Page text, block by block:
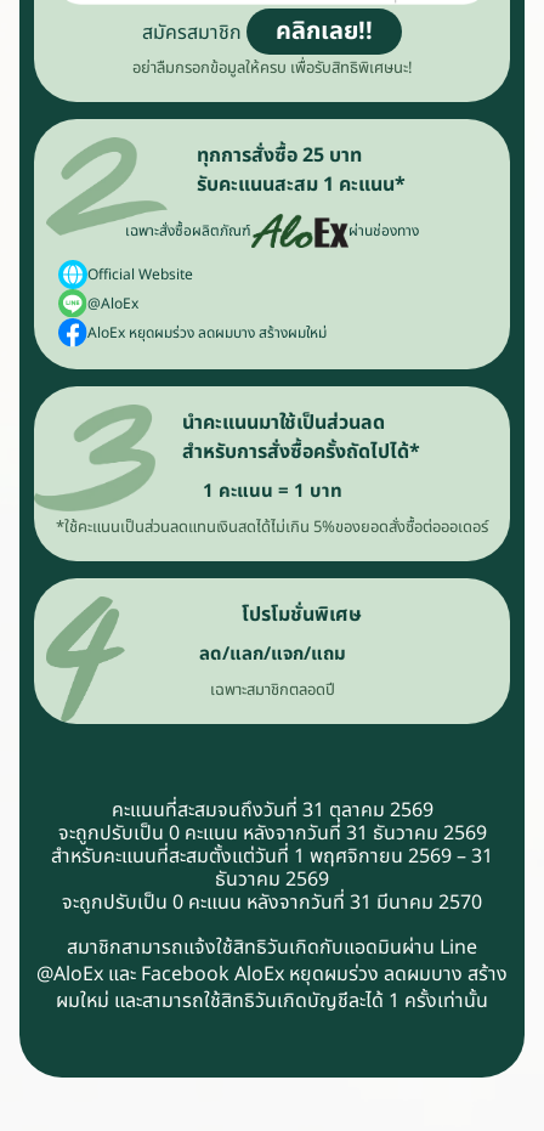
สมัครสมาชิก คลิกเลย!!
อย่าลืมกรอกข้อมูลให้ครบ เพื่อรับสิทธิพิเศษนะ!
ทุกการสั่งซื้อ 25 บาท
รับคะแนนสะสม 1 คะแนน*
เฉพาะสั่งซื้อผลิตภัณฑ์ ผ่านช่องทาง
Official Website
@AloEx
AloEx หยุดผมร่วง ลดผมบาง สร้างผมใหม่
นำคะแนนมาใช้เป็นส่วนลด
สำหรับการสั่งซื้อครั้งถัดไปได้*
1 คะแนน = 1 บาท
*ใช้คะแนนเป็นส่วนลดแทนเงินสดได้ไม่เกิน 5%ของยอดสั่งซื้อต่อออเดอร์
โปรโมชั่นพิเศษ
ลด/แลก/แจก/แถม
เฉพาะสมาชิกตลอดปี
คะแนนที่สะสมจนถึงวันที่ 31 ตุลาคม 2569
จะถูกปรับเป็น 0 คะแนน หลังจากวันที่ 31 ธันวาคม 2569
สำหรับคะแนนที่สะสมตั้งแต่วันที่ 1 พฤศจิกายน 2569 – 31
ธันวาคม 2569
จะถูกปรับเป็น 0 คะแนน หลังจากวันที่ 31 มีนาคม 2570
สมาชิกสามารถแจ้งใช้สิทธิวันเกิดกับแอดมินผ่าน Line
@AloEx และ Facebook AloEx หยุดผมร่วง ลดผมบาง สร้าง
ผมใหม่ และสามารถใช้สิทธิวันเกิดบัญชีละได้ 1 ครั้งเท่านั้น